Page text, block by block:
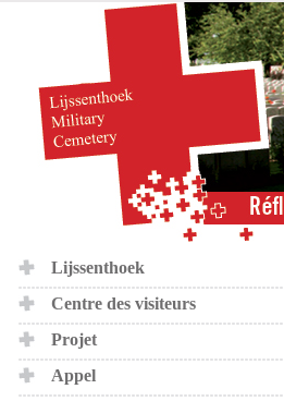
Lijssenthoek
Centre des visiteurs
Projet
Appel